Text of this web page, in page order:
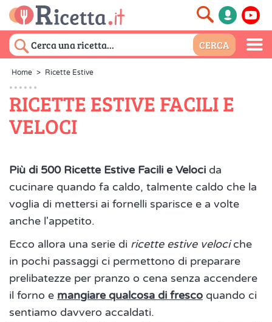
Home > Ricette Estive
RICETTE ESTIVE FACILI E
VELOCI
Più di 500 Ricette Estive Facili e Veloci da
cucinare quando fa caldo, talmente caldo che la
voglia di mettersi ai fornelli sparisce e a volte
anche l'appetito.
Ecco allora una serie di ricette estive velociche
in pochi passaggi ci permettono di preparare
prelibatezze per pranzo o cena senza accendere
il forno e mangiare qualcosa di fresco quando ci
sentiamo davvero accaldati.